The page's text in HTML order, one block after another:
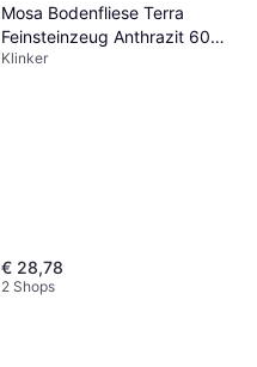
Mosa Bodenfliese Terra
Feinsteinzeug Anthrazit 60
cm x 60 cm
Klinker
€ 28,78
2 Shops